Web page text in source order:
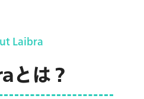
Laibra
とは？